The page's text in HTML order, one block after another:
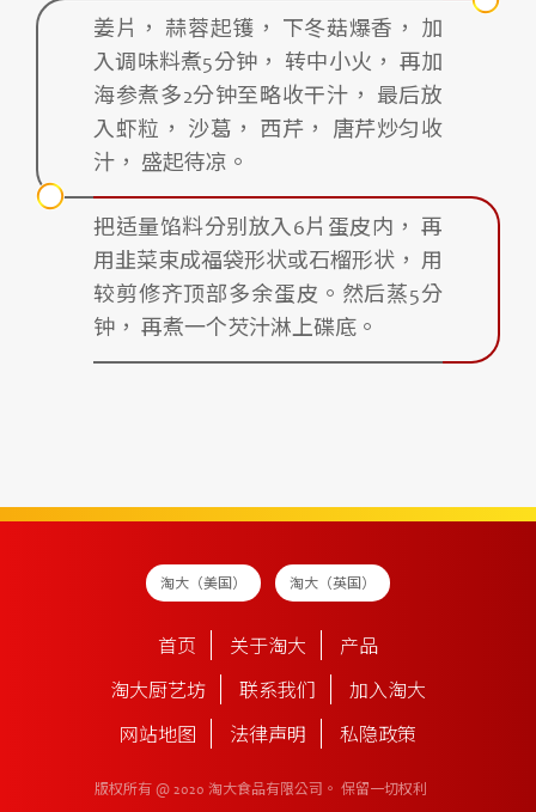
姜片， 蒜蓉起镬， 下冬菇爆香， 加
入调味料煮5分钟， 转中小火， 再加
海参煮多2分钟至略收干汁， 最后放
入虾粒， 沙葛， 西芹， 唐芹炒匀收
汁， 盛起待凉。
把适量馅料分别放入6片蛋皮内， 再
用韭菜束成福袋形状或石榴形状， 用
较剪修齐顶部多余蛋皮。然后蒸5分
钟， 再煮一个芡汁淋上碟底。
淘大（美国） 淘大（英国）
首页 关于淘大 产品
淘大厨艺坊 联系我们 加入淘大
网站地图 法律声明 私隐政策
版权所有 @ 2020 淘大食品有限公司。 保留一切权利